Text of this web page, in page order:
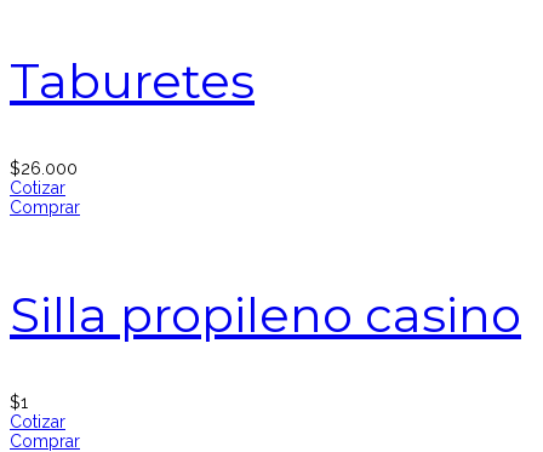
Taburetes
$26.000
Cotizar
Comprar
Silla propileno casino
$1
Cotizar
Comprar